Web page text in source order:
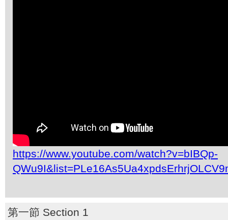
https://www.youtube.com/watch?v=bIBQp-
第一節 Section 1